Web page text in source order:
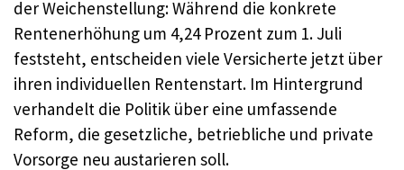
der Weichenstellung: Während die konkrete
Rentenerhöhung um 4,24 Prozent zum 1. Juli
feststeht, entscheiden viele Versicherte jetzt über
ihren individuellen Rentenstart. Im Hintergrund
verhandelt die Politik über eine umfassende
Reform, die gesetzliche, betriebliche und private
Vorsorge neu austarieren soll.